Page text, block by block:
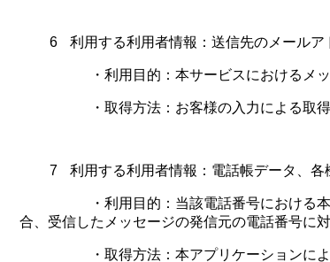
6 利用する利用者情報：送信先のメール
・利用目的：本サービスにおけるメッ
・取得方法：お客様の入力による取得
7 利用する利用者情報：電話帳データ、各
・利用目的：当該電話番号における本サー
合、受信したメッセージの発信元の電話番号に
・取得方法：本アプリケーションによ